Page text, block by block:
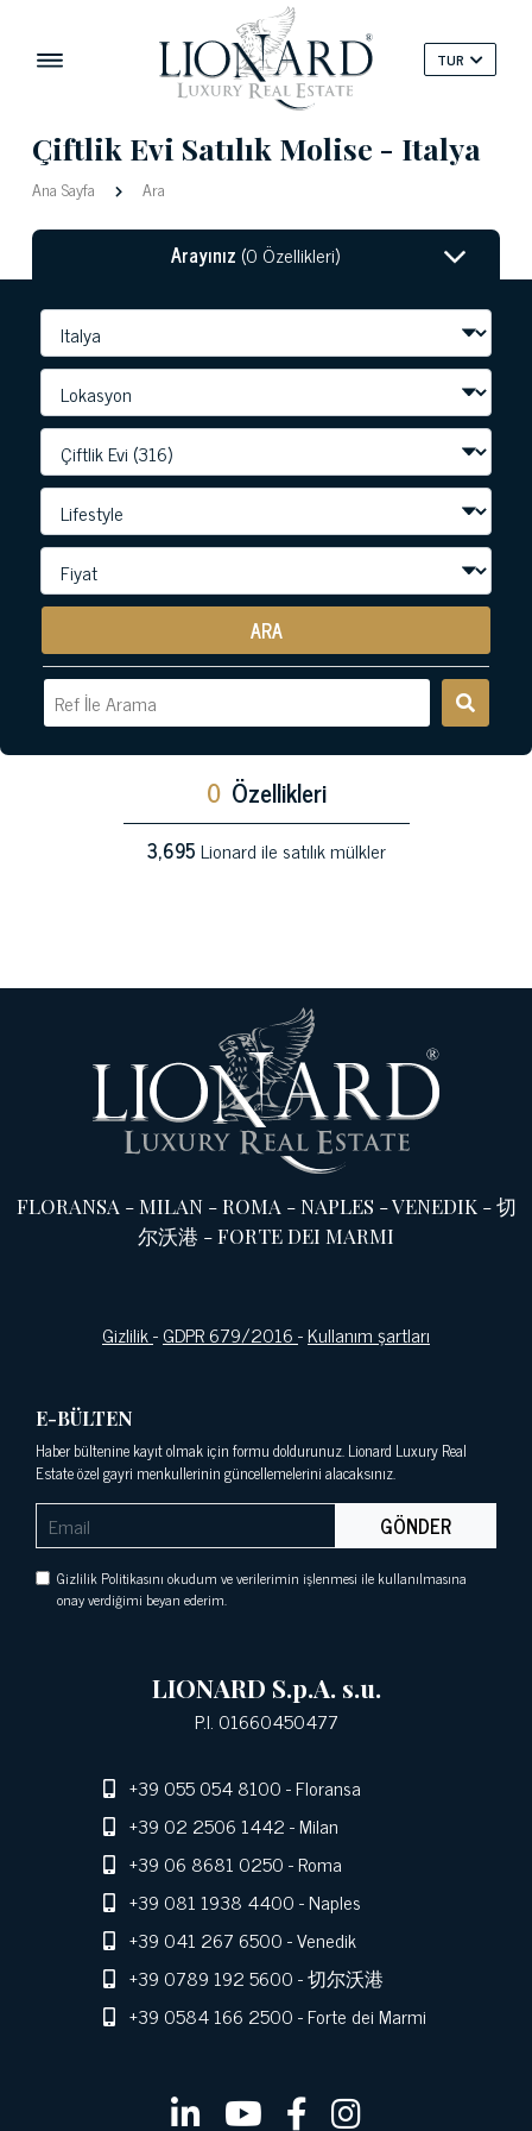
TUR
Çiftlik Evi Satılık Molise - Italya
Ana Sayfa Ara
Arayınız (0 Özellikleri)
ARA
0 Özellikleri
3,695Lionard ile satılık mülkler
FLORANSA -MILAN-ROMA -NAPLES -VENEDIK-切
尔沃港 -FORTE DEI MARMI
Gizlilik-GDPR 679/2016-Kullanım şartları
E-BÜLTEN
Haber bültenine kayıt olmak için formu doldurunuz. Lionard Luxury Real
Estate özel gayri menkullerinin güncellemelerini alacaksınız.
GÖNDER
Gizlilik Politikasını okudum ve verilerimin işlenmesi ile kullanılmasına
onay verdiğimi beyan ederim.
LIONARD S.p.A. s.u.
P.I. 01660450477
+39 055 054 8100- Floransa
+39 02 2506 1442- Milan
+39 06 8681 0250- Roma
+39 081 1938 4400- Naples
+39 041 267 6500- Venedik
+39 0789 192 5600- 切尔沃港
+39 0584 166 2500- Forte dei Marmi